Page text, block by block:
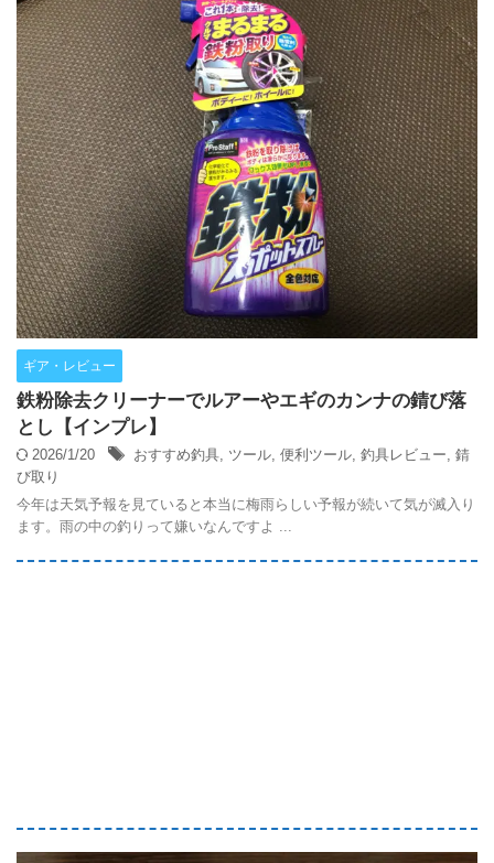
ギア・レビュー
鉄粉除去クリーナーでルアーやエギのカンナの錆び落
とし【インプレ】
2026/1/20 おすすめ釣具 ツール 便利ツール 釣具レビュー 錆
び取り
今年は天気予報を見ていると本当に梅雨らしい予報が続いて気が滅入り
ます。雨の中の釣りって嫌いなんですよ ...